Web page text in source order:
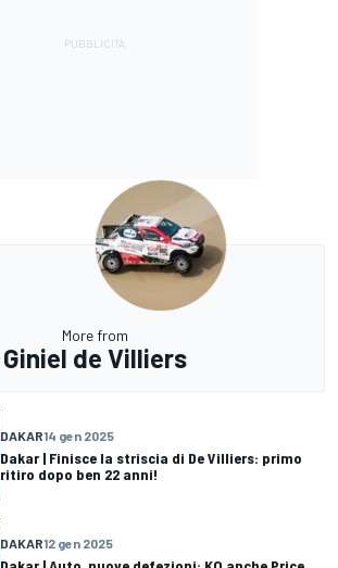
More from
Giniel de Villiers
DAKAR14 gen 2025
Dakar | Finisce la striscia di De Villiers: primo
ritiro dopo ben 22 anni!
DAKAR12 gen 2025